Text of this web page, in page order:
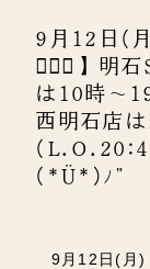
9月12日(
🏃🏻‍♂️】明
は10時～
西明石店
(*Ü*)ﾉ”
9月12日(月)